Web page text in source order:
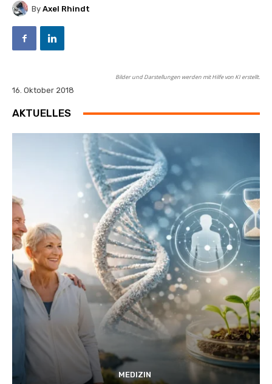
By Axel Rhindt
Bilder und Darstellungen werden mit Hilfe von KI erstellt.
16. Oktober 2018
AKTUELLES
MEDIZIN